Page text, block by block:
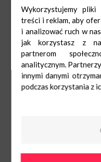
Wykorzystujemy pliki
treści i reklam, aby
i analizować ruch w
jak korzystasz z
partnerom
analitycznym.
innymi danymi
podczas korzystania z